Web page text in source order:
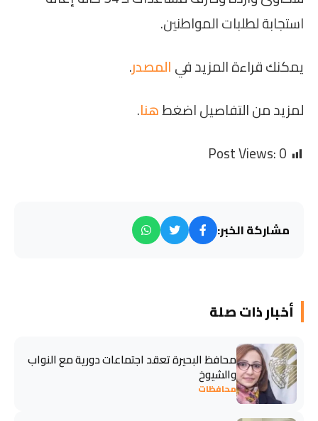
استجابة لطلبات المواطنين.
يمكنك قراءة المزيد فيالمصدر.
لمزيد من التفاصيل اضغطهنا.
Post Views:0
مشاركة الخبر:
أخبار ذات صلة
محافظ البحيرة تعقد اجتماعات دورية مع النواب
والشيوخ
محافظات